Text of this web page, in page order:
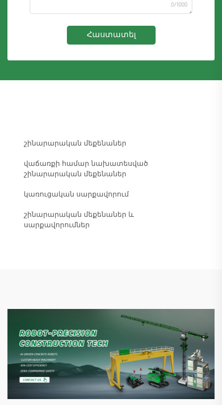
0/1000
Հաստատել
շինարարական մեքենաներ
վաճառքի համար նախատեսված
շինարարական մեքենաներ
կառուցական սարքավորում
շինարարական մեքենաներ և
սարքավորումներ